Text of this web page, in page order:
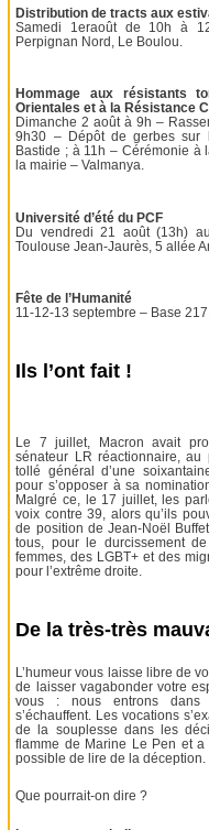
Distribution de tracts aux
Samedi 1eraoût de 10h à
Perpignan Nord, Le Boulou.
Hommage aux résistants
Orientales et à la Résistance
Dimanche 2 août à 9h –
9h30 – Dépôt de gerbes sur
Bastide ; à 11h – Cérémonie à
la mairie – Valmanya.
Université d’été du PCF
Du vendredi 21 août (13h)
Toulouse Jean-Jaurès, 5 allée
Fête de l’Humanité
11-12-13 septembre – Base
Ils l’ont fait !
Le 7 juillet, Macron avait
sénateur LR réactionnaire,
tollé général d’une
pour s’opposer à sa
Malgré ce, le 17 juillet, les
voix contre 39, alors qu’ils
de position de Jean-Noël
tous, pour le durcissement
femmes, des LGBT+ et des
pour l’extrême droite.
De la très-très
L’humeur vous laisse libre de
de laisser vagabonder votre
vous : nous entrons dans
s’échauffent. Les vocations
de la souplesse dans les
flamme de Marine Le Pen et
possible de lire de la déception.
Que pourrait-on dire ?